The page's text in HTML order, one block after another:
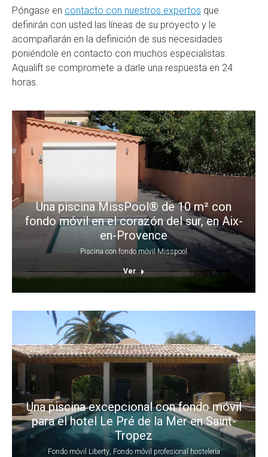
Póngase en contacto con nuestros expertos que
definirán con usted las líneas de su proyecto y le
acompañarán en la definición de sus necesidades
poniéndole en contacto con muchos especialistas.
Aqualift se compromete a darle una respuesta en 24
horas.
Una piscina MissPool® de 10 m² con
fondo móvil en el corazón del sur, en Aix-
en-Provence
Piscina con fondo móvil Misspool
Ver
Una piscina excepcional con fondo móvil
para el hotel Le Pré de la Mer en Saint-
Tropez
Fondo móvil Liberty, Fondo móvil profesional hostelería